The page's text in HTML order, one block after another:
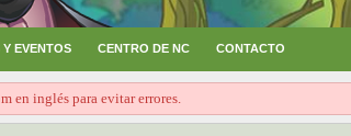
EVENTOS CENTRO DE NC CONTACTO
en inglés para evitar errores.